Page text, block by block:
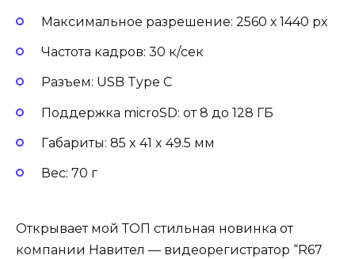
Максимальное разрешение: 2560 х 1440 px
Частота кадров: 30 к/сек
Разъем: USB Type C
Поддержка microSD: от 8 до 128 ГБ
Габариты: 85 x 41 x 49.5 мм
Вес: 70 г
Открывает мой ТОП стильная новинка от
компании Навител — видеорегистратор “R67